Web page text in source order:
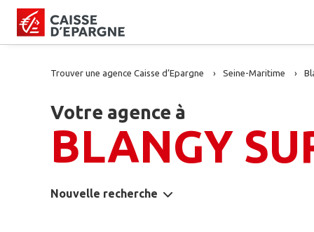
Trouver une agence Caisse d’Epargne Seine-Maritime
Votre agence à
BLANGY
Nouvelle recherche